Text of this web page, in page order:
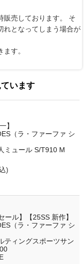
販売しております。 そ
れとなってしまう場合が
す。
います
】
（ラ・ファーファ シ
ミュール S/T910 M
)
ール】【25SS 新作】
（ラ・ファーファ シ
ティングスポーツサン